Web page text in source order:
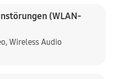
(WLAN-
, Wireless Audio